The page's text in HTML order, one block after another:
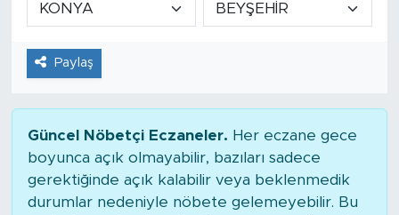
Paylaş
Güncel Nöbetçi Eczaneler. Her eczane gece
boyunca açık olmayabilir, bazıları sadece
gerektiğinde açık kalabilir veya beklenmedik
durumlar nedeniyle nöbete gelemeyebilir. Bu
Tarihçe
Resmi İlanlar
Foto Şaka